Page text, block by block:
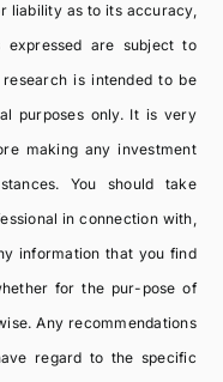
liability as to its accuracy,
expressed are subject to
is intended to be
purposes only. It is very
making any investment
You should take
in connection with,
information that you find
for the pur-pose of
Any recommendations
regard to the specific